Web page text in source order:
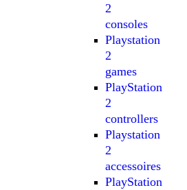
2
consoles
Playstation
2
games
PlayStation
2
controllers
Playstation
2
accessoires
PlayStation